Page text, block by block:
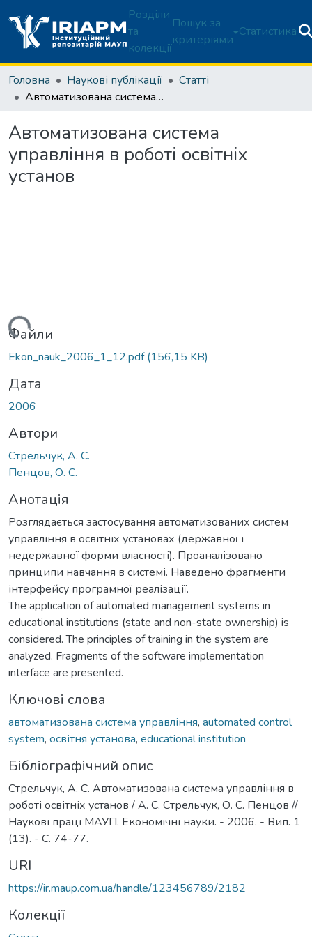
Розділи
та
колекції
Пошук за
критеріями
Статистика
Головна Наукові публікації
Статті
Автоматизована система управління в роботі освітніх установ
Автоматизована система
управління в роботі освітніх
установ
Файли
Ekon_nauk_2006_1_12.pdf(156,15 KB)
Дата
2006
Автори
Стрельчук, А. С.
Пенцов, О. С.
Анотація
Розглядається застосування автоматизованих систем
управління в освітніх установах (державної і
недержавної форми власності). Проаналізовано
принципи навчання в системі. Наведено фрагменти
інтерфейсу програмної реалізації.
The application of automated management systems in
educational institutions (state and non-state ownership) is
considered. The principles of training in the system are
analyzed. Fragments of the software implementation
interface are presented.
Ключові слова
автоматизована система управління, automated control
system, освітня установа, educational institution
Бібліографічний опис
Стрельчук, А. С. Автоматизована система управління в
роботі освітніх установ / А. С. Стрельчук, О. С. Пенцов //
Наукові праці МАУП. Економічні науки. - 2006. - Вип. 1
(13). - С. 74-77.
URI
https://ir.maup.com.ua/handle/123456789/2182
Колекції